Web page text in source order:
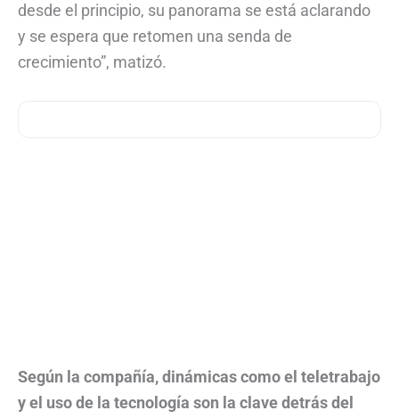
desde el principio, su panorama se está aclarando
y se espera que retomen una senda de
crecimiento”, matizó.
Según la compañía, dinámicas como el teletrabajo
y el uso de la tecnología son la clave detrás del